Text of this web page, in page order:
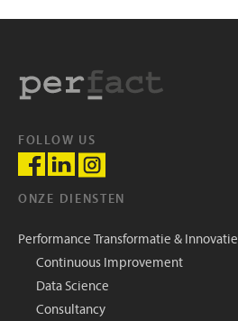
FOLLOW US
ONZE DIENSTEN
Performance Transformatie & Innovatie
Continuous Improvement
Data Science
Consultancy